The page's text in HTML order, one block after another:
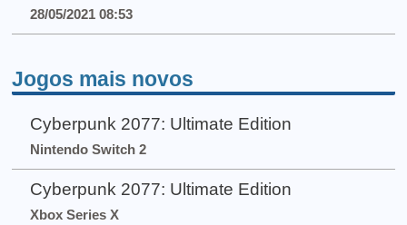
28/05/2021 08:53
Jogos mais novos
Cyberpunk 2077: Ultimate Edition
Nintendo Switch 2
Cyberpunk 2077: Ultimate Edition
Xbox Series X